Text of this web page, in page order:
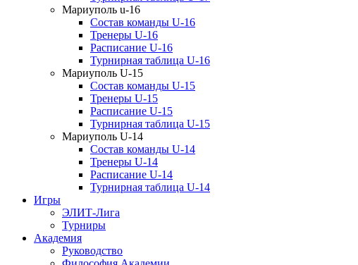
Мариуполь u-16
Состав команды U-16
Тренеры U-16
Расписание U-16
Турнирная таблица U-16
Мариуполь U-15
Состав команды U-15
Тренеры U-15
Расписание U-15
Турнирная таблица U-15
Мариуполь U-14
Состав команды U-14
Тренеры U-14
Расписание U-14
Турнирная таблица U-14
Игры
ЭЛИТ-Лига
Турниры
Академия
Руководство